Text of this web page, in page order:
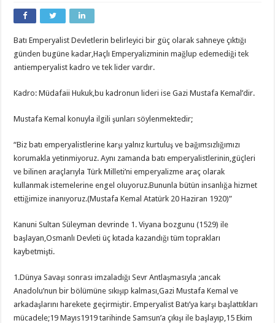
Batı Emperyalist Devletlerin belirleyici bir güç olarak sahneye çıktığı
günden bugüne kadar,Haçlı Emperyalizminin mağlup edemediği tek
antiemperyalist kadro ve tek lider vardır.
Kadro: Müdafaii Hukuk,bu kadronun lideri ise Gazi Mustafa Kemal’dir.
Mustafa Kemal konuyla ilgili şunları söylenmektedir;
“Biz batı emperyalistlerine karşı yalnız kurtuluş ve bağımsızlığımızı
korumakla yetinmiyoruz. Aynı zamanda batı emperyalistlerinin,güçleri
ve bilinen araçlarıyla Türk Milleti’ni emperyalizme araç olarak
kullanmak istemelerine engel oluyoruz.Bununla bütün insanlığa hizmet
ettiğimize inanıyoruz.(Mustafa Kemal Atatürk 20 Haziran 1920)”
Kanuni Sultan Süleyman devrinde 1. Viyana bozgunu (1529) ile
başlayan,Osmanlı Devleti üç kıtada kazandığı tüm toprakları
kaybetmişti.
1.Dünya Savaşı sonrası imzaladığı Sevr Antlaşmasıyla ;ancak
Anadolu’nun bir bölümüne sıkışıp kalması,Gazi Mustafa Kemal ve
arkadaşlarını harekete geçirmiştir. Emperyalist Batı’ya karşı başlattıkları
mücadele;19 Mayıs1919 tarihinde Samsun’a çıkışı ile başlayıp,15 Ekim